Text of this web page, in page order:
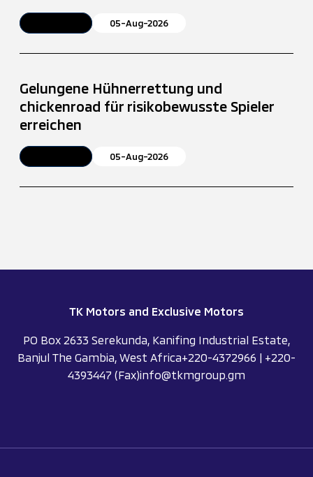
05-Aug-2026
Gelungene Hühnerrettung und
chickenroad für risikobewusste Spieler
erreichen
05-Aug-2026
TK Motors and Exclusive Motors
PO Box 2633 Serekunda, Kanifing Industrial Estate,
Banjul The Gambia, West Africa+220-4372966 | +220-
4393447 (Fax)info@tkmgroup.gm